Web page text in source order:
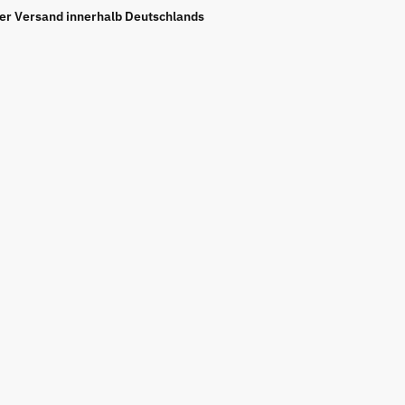
Versand innerhalb Deutschlands